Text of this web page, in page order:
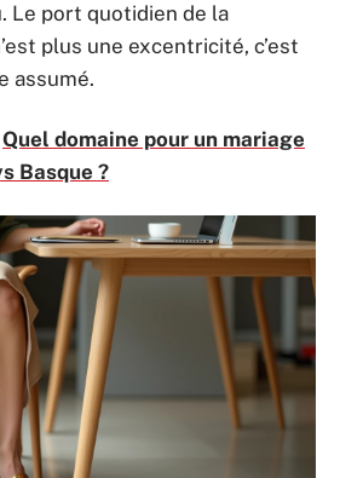
Le port quotidien de la
plus une excentricité, c’est
assumé.
Quel domaine pour un mariage
Basque ?